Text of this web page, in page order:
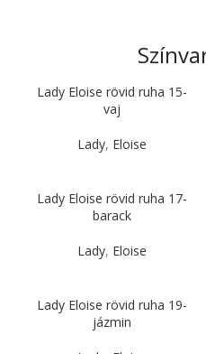
Lady Eloise rövid ruha 15-
vaj
Lady, Eloise
Lady Eloise rövid ruha 17-
barack
Lady, Eloise
Lady Eloise rövid ruha 19-
jázmin